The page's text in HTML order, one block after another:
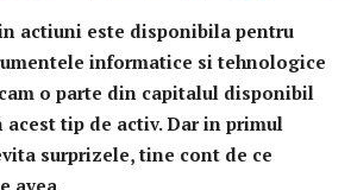
actiuni este disponibila pentru
informatice si tehnologice
o parte din capitalul disponibil
tip de activ. Dar in primul
surprizele, tine cont de ce
avea.